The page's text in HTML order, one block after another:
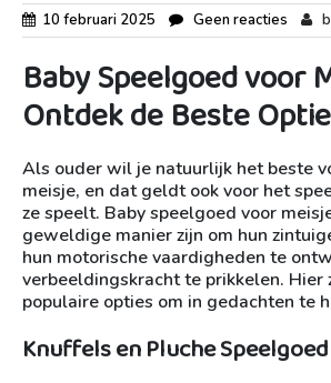
10 februari 2025 Geen reacties
Baby Speelgoed voor
Ontdek de Beste
Als ouder wil je natuurlijk het beste
meisje, en dat geldt ook voor het
ze speelt. Baby speelgoed voor
geweldige manier zijn om hun
hun motorische vaardigheden te
verbeeldingskracht te prikkelen. Hier
populaire opties om in gedachten te
Knuffels en Pluche Speelgoed